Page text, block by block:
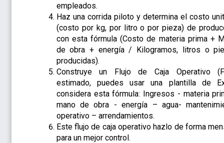
empleados.
Haz una corrida piloto y determina el costo
(costo por kg, por litro o por pieza) de
con esta fórmula (Costo de materia prima +
de obra + energía / Kilogramos, litros o
producidas).
Construye un Flujo de Caja Operativo
estimado, puedes usar una plantilla de
considera esta fórmula: Ingresos - materia
mano de obra - energía – agua-
operativo – arrendamientos.
Este flujo de caja operativo hazlo de forma
para un mejor control.